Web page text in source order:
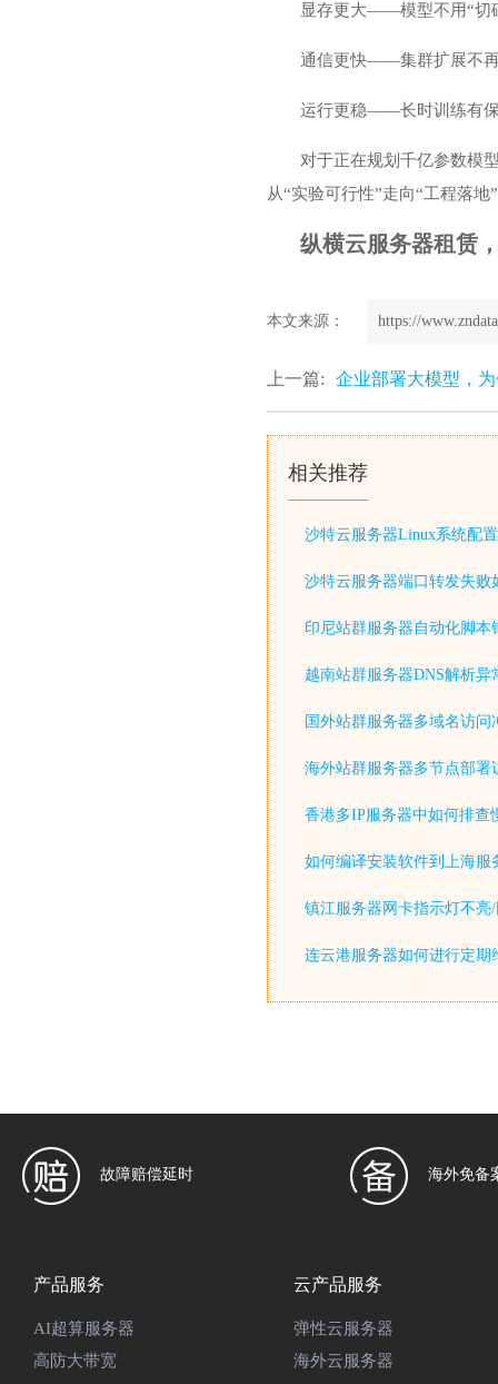
显存更大——模型不用“切
通信更快——集群扩展不
运行更稳——长时训练有
对于正在规划千亿参数模
从“实验可行性”走向“工程落地
纵横云服务器租赁
本文来源： https://
上一篇: 企业部署大模型，为
相关推荐
沙特云服务器Linux系统配
沙特云服务器端口转发失败
印尼站群服务器自动化脚本
越南站群服务器DNS解析异
国外站群服务器多域名访问
海外站群服务器多节点部署
香港多IP服务器中如何排查
如何编译安装软件到上海服
镇江服务器网卡指示灯不亮
连云港服务器如何进行定期
故障赔偿延时 海外免备
产品服务
AI超算服务器
高防大带宽
云产品服务
弹性云服务器
海外云服务器